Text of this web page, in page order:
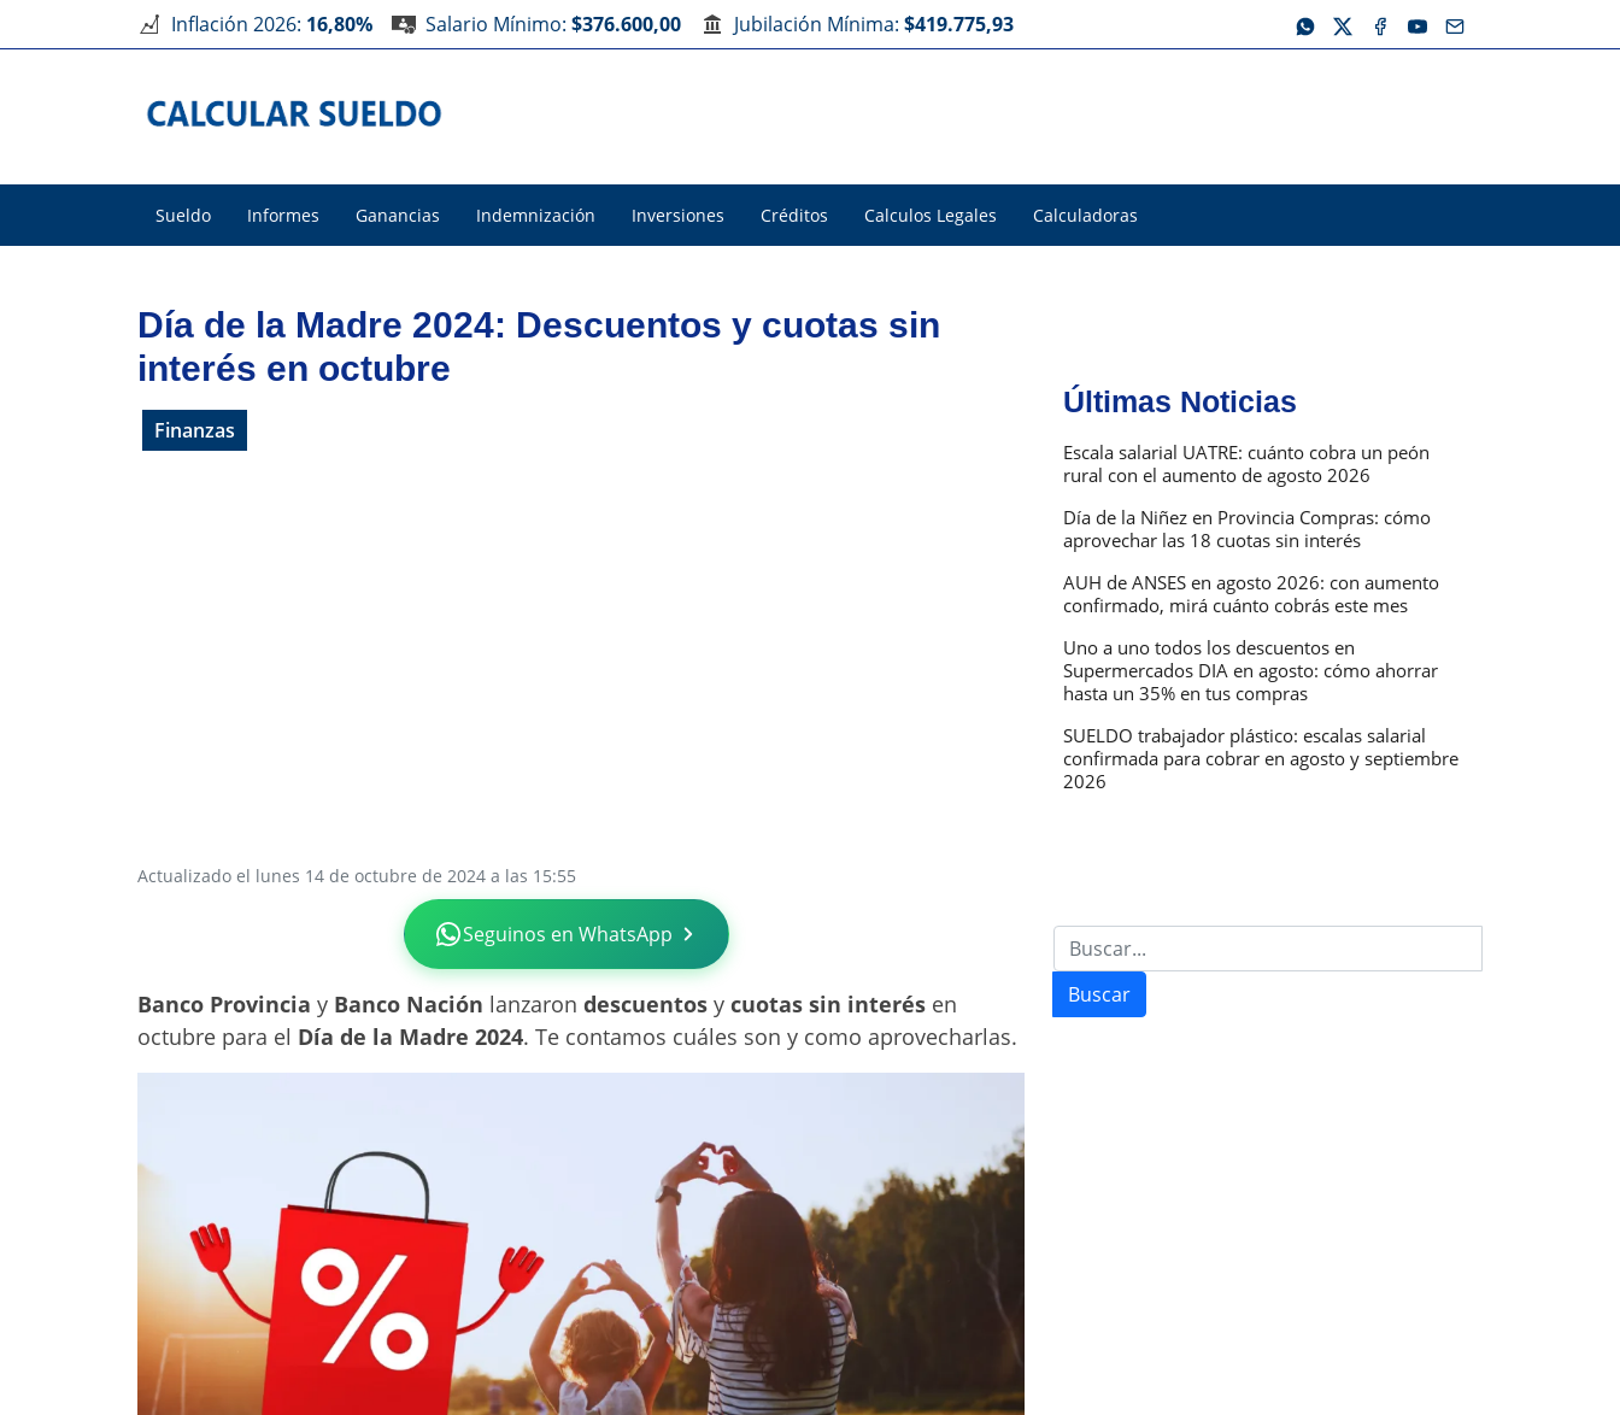
Inflación 2026: 16,80% Salario Mínimo: $376.600,00 Jubilación Mínima: $419.775,93
Sueldo Informes Ganancias Indemnización Inversiones Créditos Calculos Legales Calculadoras
Día de la Madre 2024: Descuentos y cuotas sin
interés en octubre
Finanzas
Actualizado el lunes 14 de octubre de 2024 a las 15:55
Seguinos en WhatsApp
Banco Provincia y Banco Nación lanzaron descuentos y cuotas sin interés en
octubre para el Día de la Madre 2024. Te contamos cuáles son y como aprovecharlas.
Últimas Noticias
Escala salarial UATRE: cuánto cobra un peón
rural con el aumento de agosto 2026
Día de la Niñez en Provincia Compras: cómo
aprovechar las 18 cuotas sin interés
AUH de ANSES en agosto 2026: con aumento
confirmado, mirá cuánto cobrás este mes
Uno a uno todos los descuentos en
Supermercados DIA en agosto: cómo ahorrar
hasta un 35% en tus compras
SUELDO trabajador plástico: escalas salarial
confirmada para cobrar en agosto y septiembre
2026
Buscar